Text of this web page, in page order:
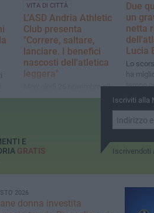
VITA DI CITTÀ
L'ASD Andria Athletic
Club presenta
"Correre, saltare,
lanciare. I benefici
nascosti dell'atletica
leggera"
Mercoledì 26 novembre alle
ore 18.30 al Mariano Fermi
Due
un
netta
Lucia
Lo
ha
tempo
Iscriviti alla
Iscrivendoti
E
GRATIS
2026
donna investita